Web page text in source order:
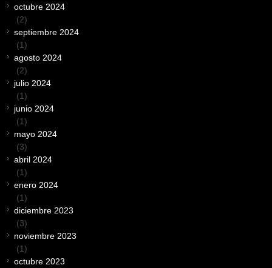
octubre 2024
(2)
septiembre 2024
(1)
agosto 2024
(2)
julio 2024
(1)
junio 2024
(1)
mayo 2024
(3)
abril 2024
(1)
enero 2024
(1)
diciembre 2023
(3)
noviembre 2023
(1)
octubre 2023